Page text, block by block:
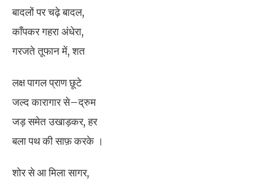
बादलों पर चढ़े बादल,
काँपकर गहरा अंधेरा,
गरजते तूफान में, शत
लक्ष पागल प्राण छूटे
जल्द कारागार से–द्रुम
जड़ समेत उखाड़कर, हर
बला पथ की साफ़ करके ।
शोर से आ मिला सागर,